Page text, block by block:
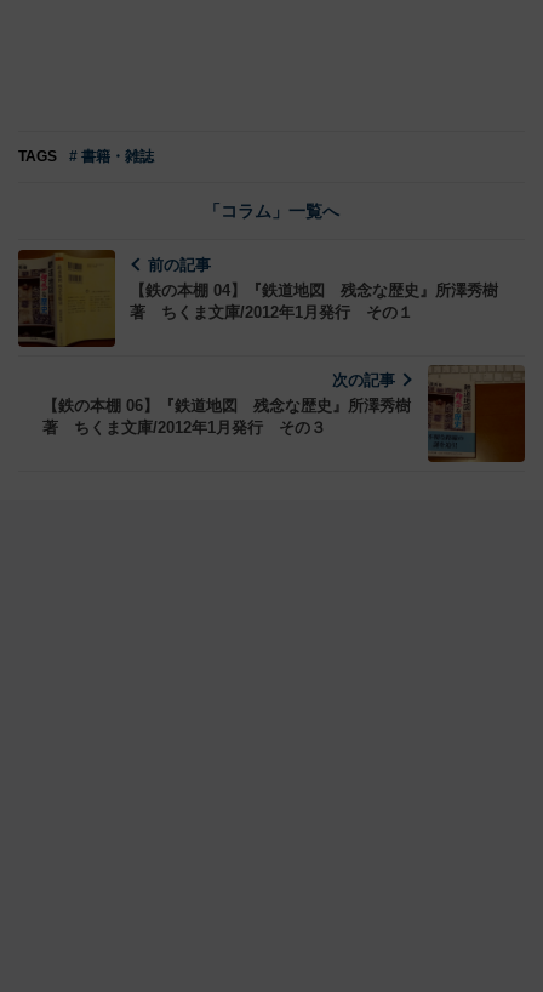
TAGS # 書籍・雑誌
「コラム」一覧へ
前の記事
【鉄の本棚 04】『鉄道地図 残念な歴史』所澤秀樹
著 ちくま文庫/2012年1月発行 その１
次の記事
【鉄の本棚 06】『鉄道地図 残念な歴史』所澤秀樹
著 ちくま文庫/2012年1月発行 その３